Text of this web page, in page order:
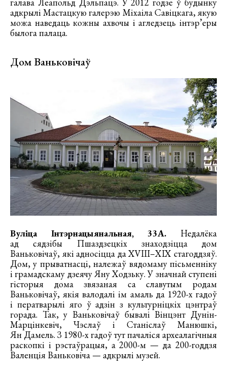
галава Леапольд Дэльпацэ. У 2012 годзе ў будынку
адкрылі Мастацкую галерэю Міхаіла Савіцкага, якую
можа наведаць кожны ахвочы і агледзець інтэр’еры
былога палаца.
Дом Ваньковічаў
Вуліца Інтэрнацыянальная, 33А. Недалёка
ад сядзібы Пшаздзецкіх знаходзіцца дом
Ваньковічаў, які адносіцца да XVIII–XIX стагоддзяў.
Дом, у прыватнасці, належаў вядомаму пісьменніку
і грамадскаму дзеячу Яну Ходзьку. У значнай ступені
гісторыя дома звязаная са славутым родам
Ваньковічаў, якія валодалі ім амаль да 1920-х гадоў
і ператварылі яго ў адзін з культурніцкіх цэнтраў
горада. Так, у Ваньковічаў бывалі Вінцэнт Дунін-
Марцінкевіч, Чэслаў і Станіслаў Манюшкі,
Ян Дамель. З 1980-х гадоў тут пачаліся археалагічныя
раскопкі і рэстаўрацыя, а 2000-м — да 200-годдзя
Валенція Ваньковіча — адкрылі музей.